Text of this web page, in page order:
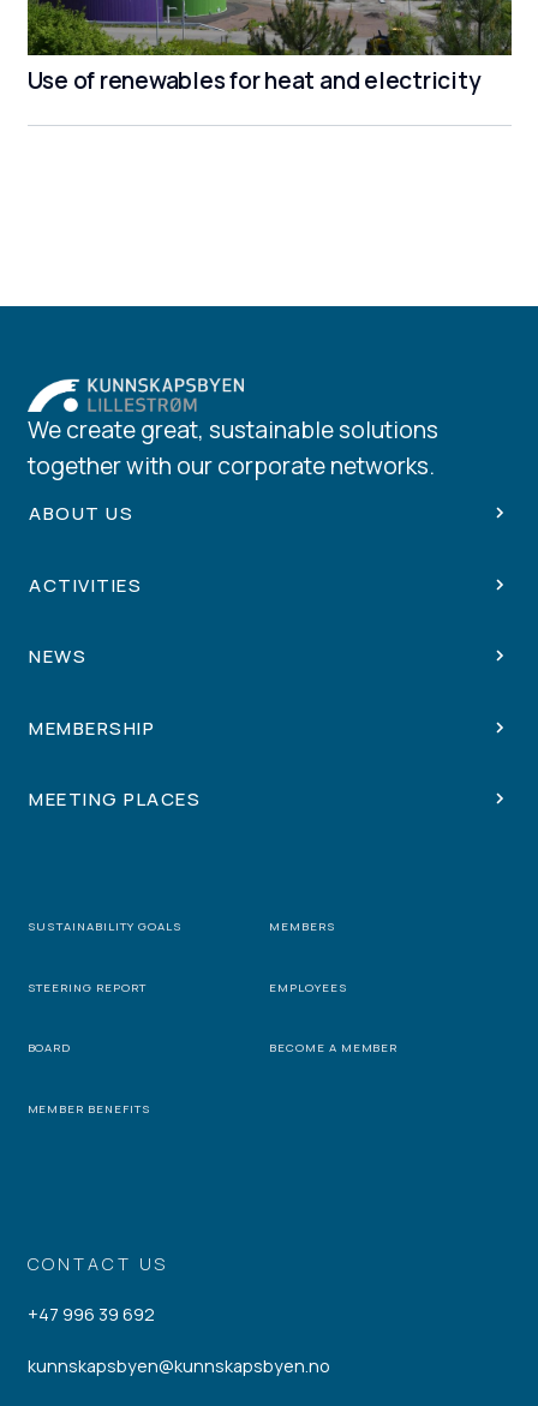
Use of renewables for heat and electricity
CONTACT US
+47 996 39 692
kunnskapsbyen@kunnskapsbyen.no
We create great, sustainable solutions
together with our corporate networks.
ABOUT US
ACTIVITIES
NEWS
MEMBERSHIP
MEETING PLACES
SUSTAINABILITY GOALS MEMBERS
STEERING REPORT EMPLOYEES
BOARD BECOME A MEMBER
MEMBER BENEFITS